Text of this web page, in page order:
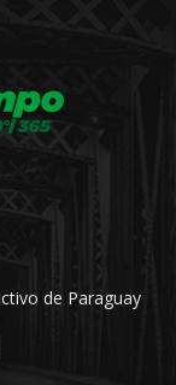
de Paraguay